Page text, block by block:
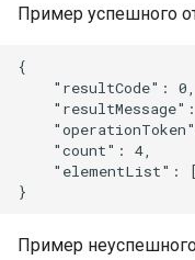
Пример успешного
{
    "resultCode": 0,
"resultMessage":
    "count": 4,
"elementList":
Пример неуспешного